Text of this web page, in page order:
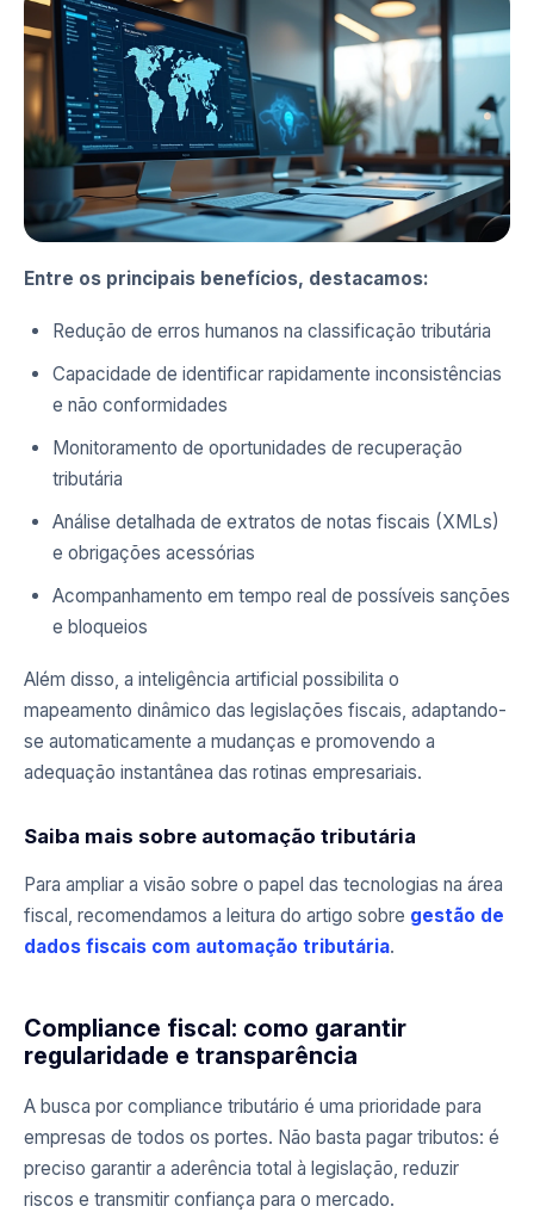
Entre os principais benefícios, destacamos:
Redução de erros humanos na classificação tributária
Capacidade de identificar rapidamente inconsistências
e não conformidades
Monitoramento de oportunidades de recuperação
tributária
Análise detalhada de extratos de notas fiscais (XMLs)
e obrigações acessórias
Acompanhamento em tempo real de possíveis sanções
e bloqueios
Além disso, a inteligência artificial possibilita o
mapeamento dinâmico das legislações fiscais, adaptando-
se automaticamente a mudanças e promovendo a
adequação instantânea das rotinas empresariais.
Saiba mais sobre automação tributária
Para ampliar a visão sobre o papel das tecnologias na área
fiscal, recomendamos a leitura do artigo sobre gestão de
dados fiscais com automação tributária.
Compliance fiscal: como garantir
regularidade e transparência
A busca por compliance tributário é uma prioridade para
empresas de todos os portes. Não basta pagar tributos: é
preciso garantir a aderência total à legislação, reduzir
riscos e transmitir confiança para o mercado.